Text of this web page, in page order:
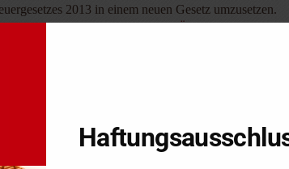
2013 in einem neuen Gesetz umzusetzen.
Amtshilferichtlinie sowie zur Änderung
Änderung steuerlicher Vorschriften vom 6.2.2013;
der kalten Progression, BR-Drs. (B) 35/13 vom 1.2.2013;
unterliegt – wird in zwei Schritten
2014 erfolgt dann eine weitere Erhöhung um